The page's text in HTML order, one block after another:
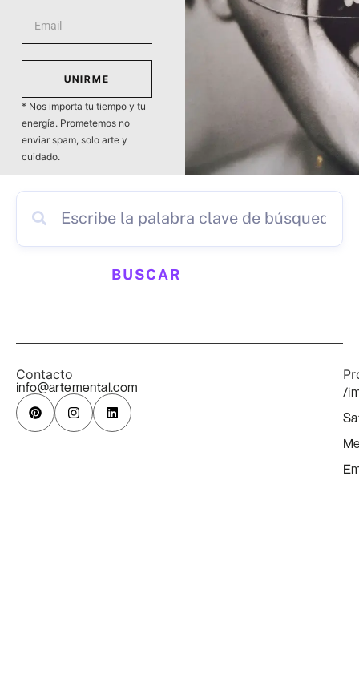
UNIRME
* Nos importa tu tiempo y tu
energía. Prometemos no
enviar spam, solo arte y
cuidado.
BUSCAR
Contacto
info@artemental.com
/